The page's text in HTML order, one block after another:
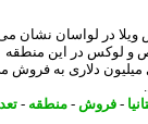
در لواسان نشان می
لوکس در این منطقه
دلاری به فروش می
فروش -منطقه-تعداد